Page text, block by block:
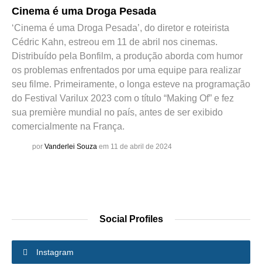
Cinema é uma Droga Pesada
‘Cinema é uma Droga Pesada’, do diretor e roteirista
Cédric Kahn, estreou em 11 de abril nos cinemas.
Distribuído pela Bonfilm, a produção aborda com humor
os problemas enfrentados por uma equipe para realizar
seu filme. Primeiramente, o longa esteve na programação
do Festival Varilux 2023 com o título “Making Of” e fez
sua première mundial no país, antes de ser exibido
comercialmente na França.
por Vanderlei Souza em 11 de abril de 2024
Social Profiles
Instagram